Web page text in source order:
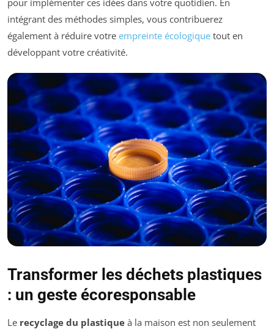
pour implémenter ces idées dans votre quotidien. En
intégrant des méthodes simples, vous contribuerez
également à réduire votre empreinte écologique tout en
développant votre créativité.
Transformer les déchets plastiques
: un geste écoresponsable
Le recyclage du plastique à la maison est non seulement